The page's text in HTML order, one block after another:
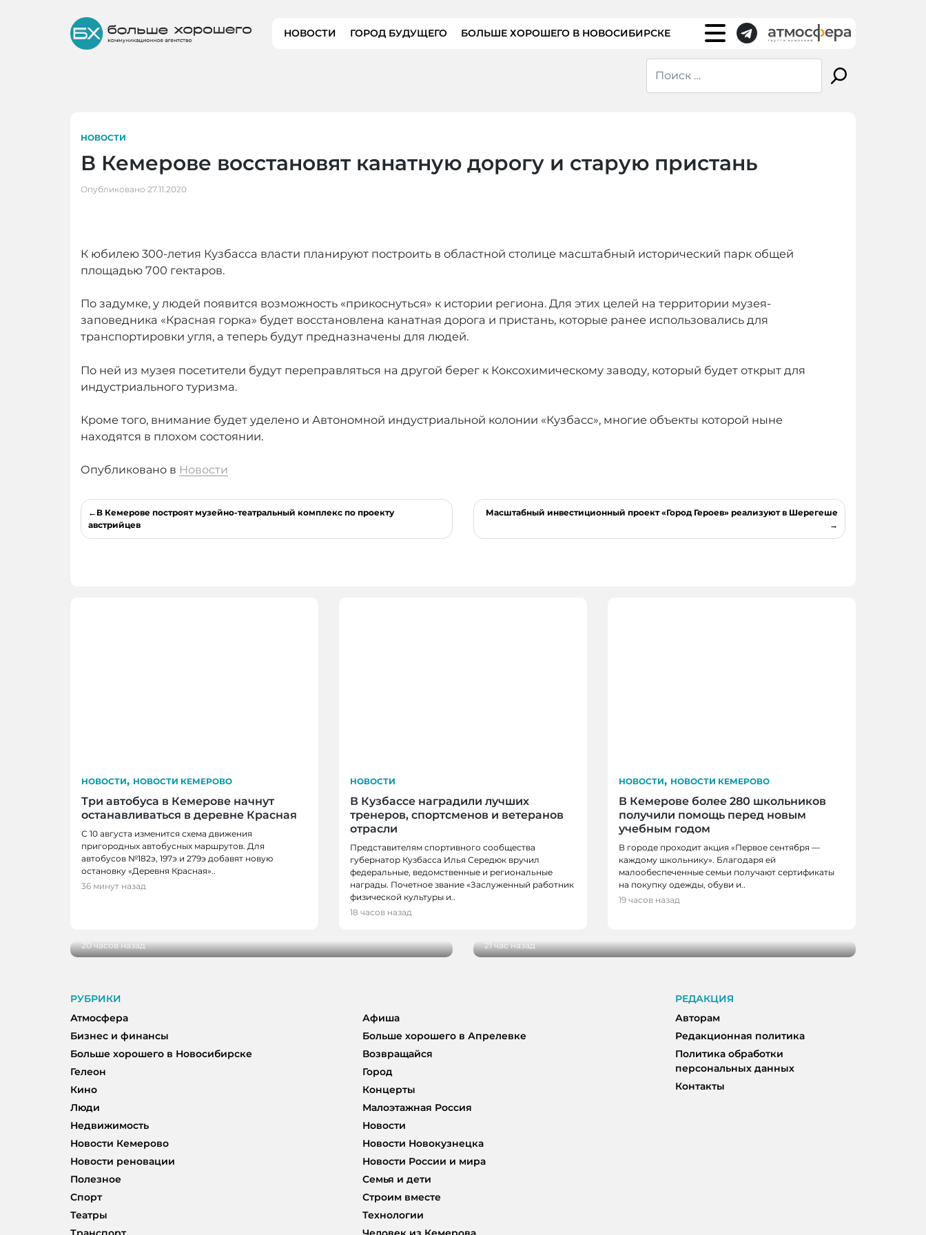
НОВОСТИ ГОРОД БУДУЩЕГО БОЛЬШЕ ХОРОШЕГО В НОВОСИБИРСКЕ
НОВОСТИ
В Кемерове восстановят канатную дорогу и старую пристань
Опубликовано 27.11.2020
К юбилею 300-летия Кузбасса власти планируют построить в областной столице масштабный исторический парк общей
площадью 700 гектаров.
По задумке, у людей появится возможность «прикоснуться» к истории региона. Для этих целей на территории музея-
заповедника «Красная горка» будет восстановлена канатная дорога и пристань, которые ранее использовались для
транспортировки угля, а теперь будут предназначены для людей.
По ней из музея посетители будут переправляться на другой берег к Коксохимическому заводу, который будет открыт для
индустриального туризма.
Кроме того, внимание будет уделено и Автономной индустриальной колонии «Кузбасс», многие объекты которой ныне
находятся в плохом состоянии.
Опубликовано в Новости
Навигация
по
В Кемерове построят музейно-театральный комплекс по проекту
австрийцев
Масштабный инвестиционный проект «Город Героев» реализуют в Шерегеше
НОВОСТИ, НОВОСТИ КЕМЕРОВО
Три автобуса в Кемерове начнут
останавливаться в деревне Красная
С 10 августа изменится схема движения
пригородных автобусных маршрутов. Для
автобусов №182э, 197э и 279э добавят новую
остановку «Деревня Красная»..
36 минут назад
НОВОСТИ
В Кузбассе наградили лучших
тренеров, спортсменов и ветеранов
отрасли
Представителям спортивного сообщества
губернатор Кузбасса Илья Середюк вручил
федеральные, ведомственные и региональные
награды. Почетное звание «Заслуженный работник
физической культуры и..
18 часов назад
НОВОСТИ, НОВОСТИ КЕМЕРОВО
В Кемерове более 280 школьников
получили помощь перед новым
учебным годом
В городе проходит акция «Первое сентября —
каждому школьнику». Благодаря ей
малообеспеченные семьи получают сертификаты
на покупку одежды, обуви и..
19 часов назад
НОВОСТИ, НОВОСТИ КЕМЕРОВО, СПОРТ
Футболистки из Кемерова впервые сыграют в финале
20 часов назад 21 час назад
РУБРИКИ
Атмосфера
Афиша
Бизнес и финансы
Больше хорошего в Апрелевке
Больше хорошего в Новосибирске
Возвращайся
Гелеон
Город
Кино
Концерты
Люди
Малоэтажная Россия
Недвижимость
Новости
Новости Кемерово
Новости Новокузнецка
Новости реновации
Новости России и мира
Полезное
Семья и дети
Спорт
Строим вместе
Театры
Технологии
РЕДАКЦИЯ
Авторам
Редакционная политика
Политика обработки
персональных данных
Контакты